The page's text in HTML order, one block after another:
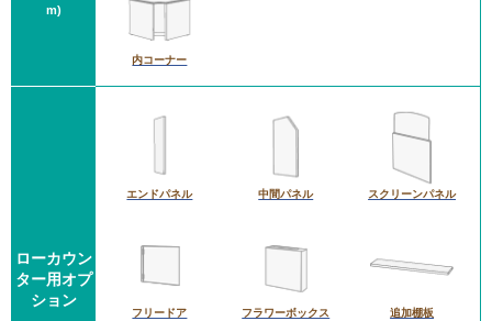
m)
内コーナー
ローカウン
ター用オプ
ション
エンドパネル 中間パネル スクリーンパネル
フリードア フラワーボックス 追加棚板